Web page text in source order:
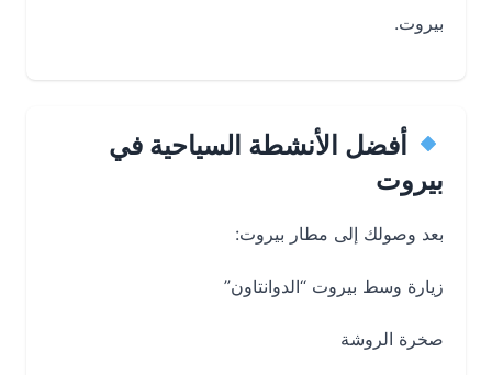
بيروت.
أفضل الأنشطة السياحية في
بيروت
بعد وصولك إلى مطار بيروت:
زيارة وسط بيروت “الدوانتاون”
صخرة الروشة